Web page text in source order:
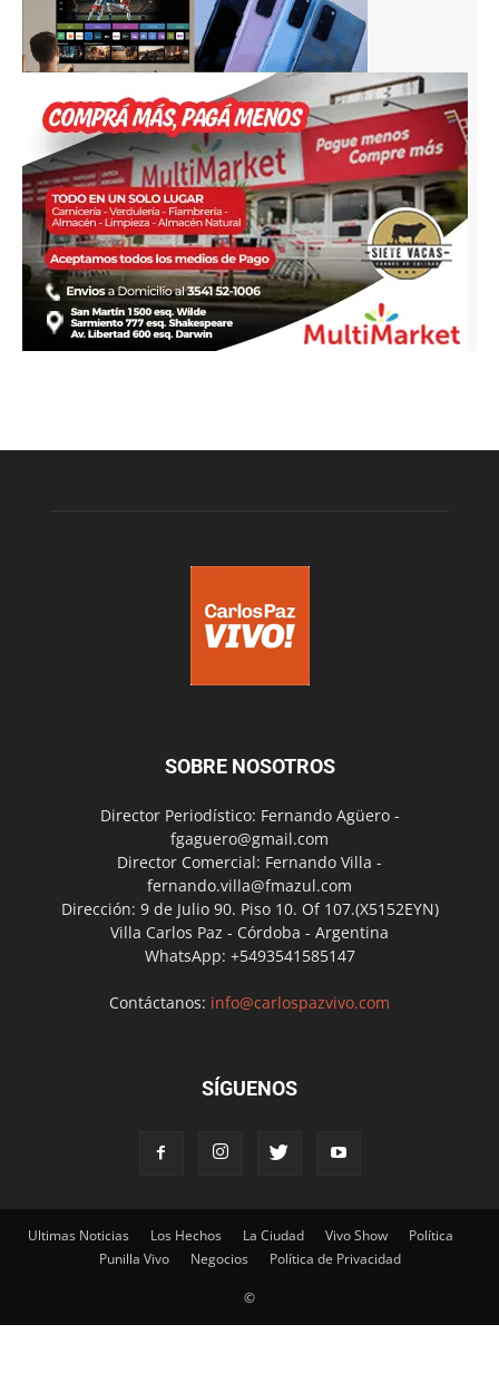
SOBRE NOSOTROS
Director Periodístico: Fernando Agüero -
fgaguero@gmail.com
Director Comercial: Fernando Villa -
fernando.villa@fmazul.com
Dirección: 9 de Julio 90. Piso 10. Of 107.(X5152EYN)
Villa Carlos Paz - Córdoba - Argentina
WhatsApp: +5493541585147
Contáctanos: info@carlospazvivo.com
SÍGUENOS
Ultimas Noticias Los Hechos La Ciudad Vivo Show
Política
Punilla Vivo
Negocios Política de Privacidad
©